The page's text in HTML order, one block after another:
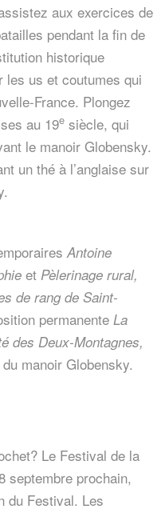
aux exercices de
pendant la fin de
historique
les us et coutumes qui
France. Plongez
au 19e siècle, qui
le manoir Globensky.
un thé à l’anglaise sur
Antoine
et Pèlerinage rural,
de rang de Saint-
permanente La
des Deux-Montagnes,
manoir Globensky.
Le Festival de la
septembre prochain,
du Festival. Les